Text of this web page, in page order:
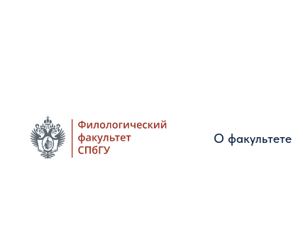
О факультете
О факультете